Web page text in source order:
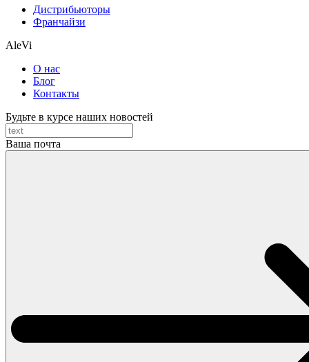
Дистрибьюторы
Франчайзи
AleVi
О нас
Блог
Контакты
Будьте в курсе наших новостей
Ваша почта